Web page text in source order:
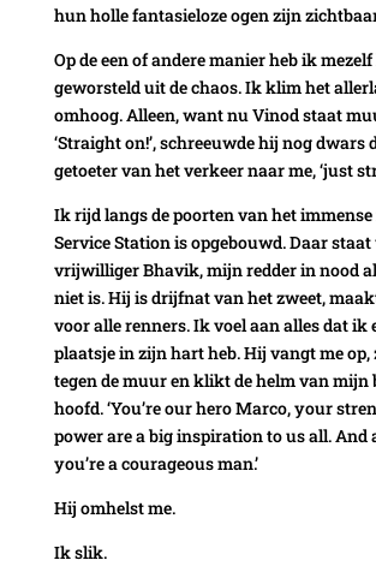
hun holle fantasieloze ogen zijn
Op de een of andere manier heb ik
geworsteld uit de chaos. Ik klim het
omhoog. Alleen, want nu Vinod staat
‘Straight on!’, schreeuwde hij nog dwars
getoeter van het verkeer naar me, ‘just
Ik rijd langs de poorten van het
Service Station is opgebouwd. Daar staat
vrijwilliger Bhavik, mijn redder in nood
niet is. Hij is drijfnat van het zweet,
voor alle renners. Ik voel aan alles dat ik
plaatsje in zijn hart heb. Hij vangt me
tegen de muur en klikt de helm van mijn
hoofd. ‘You’re our hero Marco, your
power are a big inspiration to us all. And
you’re a courageous man.’
Hij omhelst me.
Ik slik.